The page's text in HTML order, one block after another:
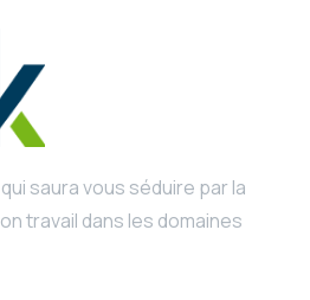
saura vous séduire par la
travail dans les domaines